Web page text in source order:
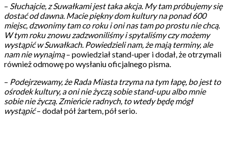
– Słuchajcie, z Suwałkami jest taka akcja. My tam próbujemy się
dostać od dawna. Macie piękny dom kultury na ponad 600
miejsc, dzwonimy tam co roku i oni nas tam po prostu nie chcą.
W tym roku znowu zadzwoniliśmy i spytaliśmy czy możemy
wystąpić w Suwałkach. Powiedzieli nam, że mają terminy, ale
nam nie wynajmą– powiedział stand-uper i dodał, że otrzymali
również odmowę po wysłaniu oficjalnego pisma.
– Podejrzewamy, że Rada Miasta trzyma na tym łapę, bo jest to
ośrodek kultury, a oni nie życzą sobie stand-upu albo mnie
sobie nie życzą. Zmieńcie radnych, to wtedy będę mógł
wystąpić– dodał pół żartem, pół serio.